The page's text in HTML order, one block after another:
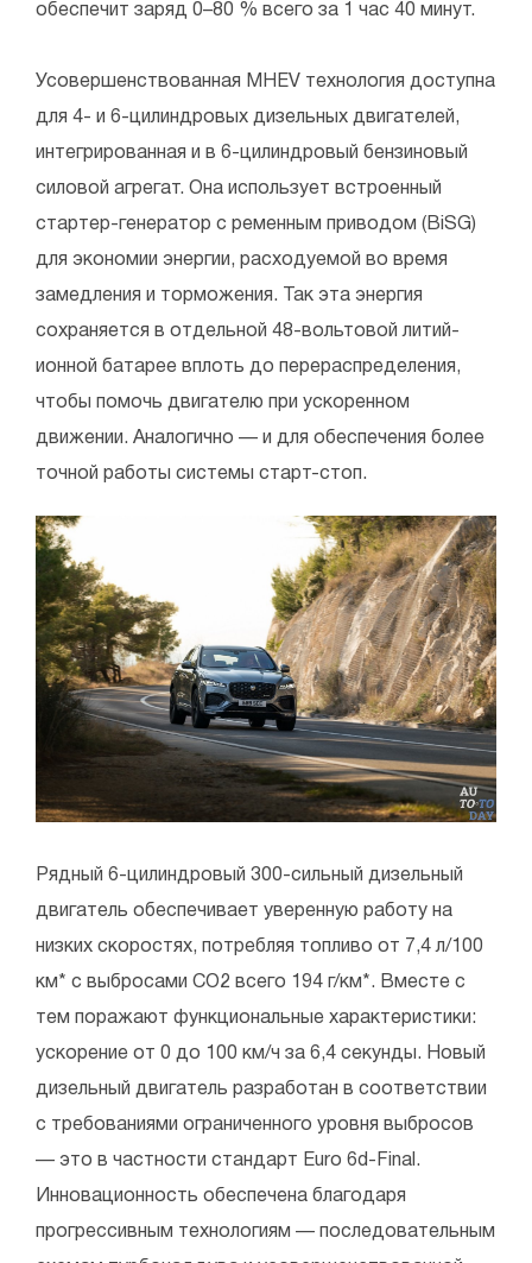
обеспечит заряд 0–80 % всего за 1 час 40 минут.
Усовершенствованная MHEV технология доступна
для 4- и 6-цилиндровых дизельных двигателей,
интегрированная и в 6-цилиндровый бензиновый
силовой агрегат. Она использует встроенный
стартер-генератор с ременным приводом (BiSG)
для экономии энергии, расходуемой во время
замедления и торможения. Так эта энергия
сохраняется в отдельной 48-вольтовой литий-
ионной батарее вплоть до перераспределения,
чтобы помочь двигателю при ускоренном
движении. Аналогично — и для обеспечения более
точной работы системы старт-стоп.
Рядный 6-цилиндровый 300-сильный дизельный
двигатель обеспечивает уверенную работу на
низких скоростях, потребляя топливо от 7,4 л/100
км* с выбросами CO2 всего 194 г/км*. Вместе с
тем поражают функциональные характеристики:
ускорение от 0 до 100 км/ч за 6,4 секунды. Новый
дизельный двигатель разработан в соответствии
с требованиями ограниченного уровня выбросов
— это в частности стандарт Euro 6d-Final.
Инновационность обеспечена благодаря
прогрессивным технологиям — последовательным